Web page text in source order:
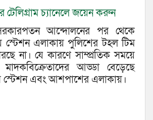
টেলিগ্রাম চ্যানেলে জয়েন করুন
আন্দোলনের পর থেকে
স্টেশন এলাকায় পুলিশের টহল টিম
না। যে কারণে সাম্প্রতিক সময়ে
আড্ডা বেড়েছে
স্টেশন এবং আশপাশের এলাকায়।